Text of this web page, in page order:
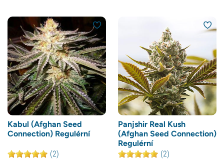
Kabul (Afghan Seed
Connection) Regulérní
(2)
Panjshir Real Kush
(Afghan Seed Connection)
Regulérní
(2)